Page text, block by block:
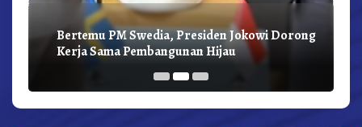
Bertemu PM Swedia, Presiden Jokowi Dorong
Kerja Sama Pembangunan Hijau